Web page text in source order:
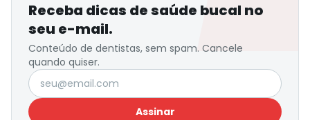
Receba dicas de saúde bucal no
seu e-mail.
Conteúdo de dentistas, sem spam. Cancele
quando quiser.
Seu e-mail
Assinar